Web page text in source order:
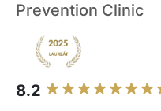
Prevention Clinic
8.2